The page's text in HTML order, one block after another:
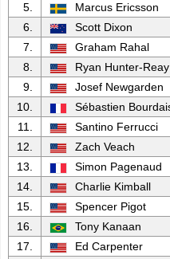
5.
Marcus Ericsson
6.
Scott Dixon
7.
Graham Rahal
8.
Ryan Hunter-Reay
9.
Josef Newgarden
10.
Sébastien
11.
Santino Ferrucci
12.
Zach Veach
13.
Simon Pagenaud
14.
Charlie Kimball
15.
Spencer Pigot
16.
Tony Kanaan
17.
Ed Carpenter